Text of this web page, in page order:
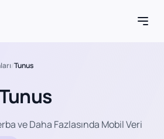
/Tunus
ve Daha Fazlasında Mobil Veri